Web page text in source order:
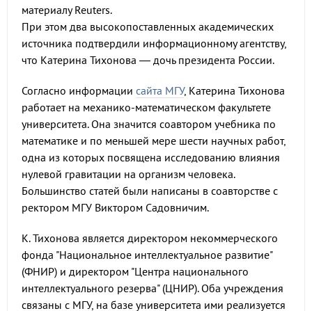
материалу Reuters.
При этом два высокопоставленных академических
источника подтвердили информационному агентству,
что Катерина Тихонова — дочь президента России.
Согласно информации сайта МГУ, Катерина Тихонова
работает на механико-математическом факультете
университета. Она значится соавтором учебника по
математике и по меньшей мере шести научных работ,
одна из которых посвящена исследованию влияния
нулевой гравитации на организм человека.
Большинство статей были написаны в соавторстве с
ректором МГУ Виктором Садовничим.
К. Тихонова является директором некоммерческого
фонда "Национальное интеллектуальное развитие"
(ФНИР) и директором "Центра национального
интеллектуального резерва" (ЦНИР). Оба учреждения
связаны с МГУ, на базе университета ими реализуется